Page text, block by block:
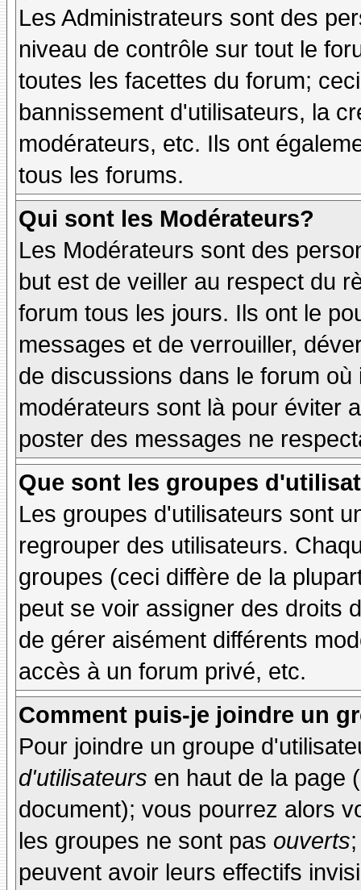
Les Administrateurs sont des
niveau de contrôle sur tout le
toutes les facettes du forum;
bannissement d'utilisateurs, la
modérateurs, etc. Ils ont
tous les forums.
Qui sont les Modérateurs?
Les Modérateurs sont des
but est de veiller au respect du
forum tous les jours. Ils ont le
messages et de verrouiller,
de discussions dans le forum
modérateurs sont là pour éviter
poster des messages ne
Que sont les groupes
Les groupes d'utilisateurs sont
regrouper des utilisateurs.
groupes (ceci diffère de la
peut se voir assigner des droits
de gérer aisément différents
accès à un forum privé, etc.
Comment puis-je joindre un
Pour joindre un groupe
d'utilisateurs en haut de la page
document); vous pourrez alors
les groupes ne sont pas ouverts
peuvent avoir leurs effectifs